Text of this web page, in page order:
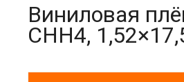
Виниловая
CHH4,